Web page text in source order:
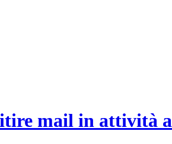
mail in attività